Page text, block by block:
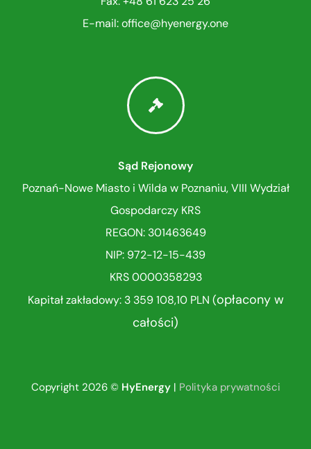
E-mail: office@hyenergy.one
Sąd Rejonowy
Poznań-Nowe Miasto i Wilda w Poznaniu, VIII Wydział
Gospodarczy KRS
REGON: 301463649
NIP: 972-12-15-439
KRS 0000358293
Kapitał zakładowy: 3 359 108,10 PLN (opłacony w
całości)
Copyright 2026 © HyEnergy| Polityka prywatności